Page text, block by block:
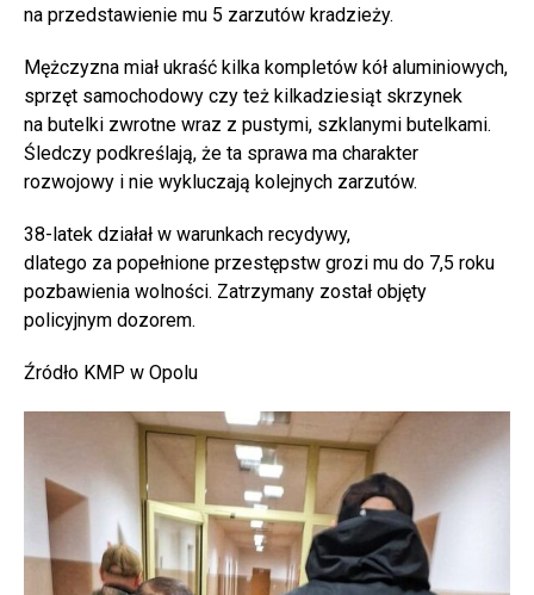
na przedstawienie mu 5 zarzutów kradzieży.
Mężczyzna miał ukraść kilka kompletów kół aluminiowych,
sprzęt samochodowy czy też kilkadziesiąt skrzynek
na butelki zwrotne wraz z pustymi, szklanymi butelkami.
Śledczy podkreślają, że ta sprawa ma charakter
rozwojowy i nie wykluczają kolejnych zarzutów.
38-latek działał w warunkach recydywy,
dlatego za popełnione przestępstw grozi mu do 7,5 roku
pozbawienia wolności. Zatrzymany został objęty
policyjnym dozorem.
Źródło KMP w Opolu